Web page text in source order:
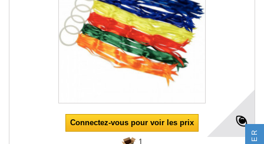
Connectez-vous pour voir les prix
1